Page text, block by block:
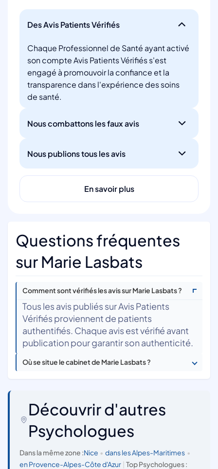
Des Avis Patients Vérifiés
Chaque Professionnel de Santé ayant activé
son compte Avis Patients Vérifiés s'est
engagé à promouvoir la confiance et la
transparence dans l'expérience des soins
de santé.
Nous combattons les faux avis
Nous publions tous les avis
En savoir plus
Questions fréquentes
sur Marie Lasbats
Comment sont vérifiés les avis sur Marie Lasbats ?
Tous les avis publiés sur Avis Patients
Vérifiés proviennent de patients
authentifiés. Chaque avis est vérifié avant
publication pour garantir son authenticité.
Où se situe le cabinet de Marie Lasbats ?
Découvrir d'autres
Psychologues
Dans la même zone :Nice • dans les Alpes-Maritimes •
en Provence-Alpes-Côte d'Azur
Top Psychologues :